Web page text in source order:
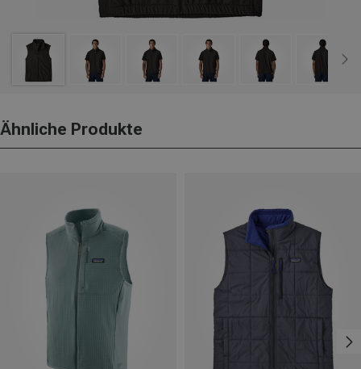
Ähnliche Produkte